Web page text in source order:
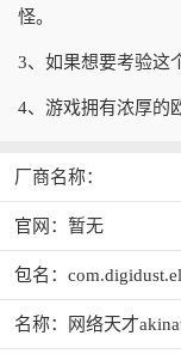
怪。
3、如果想要考验这
4、游戏拥有浓厚的
厂商名称：
官网：暂无
包名：
名称：网络天才